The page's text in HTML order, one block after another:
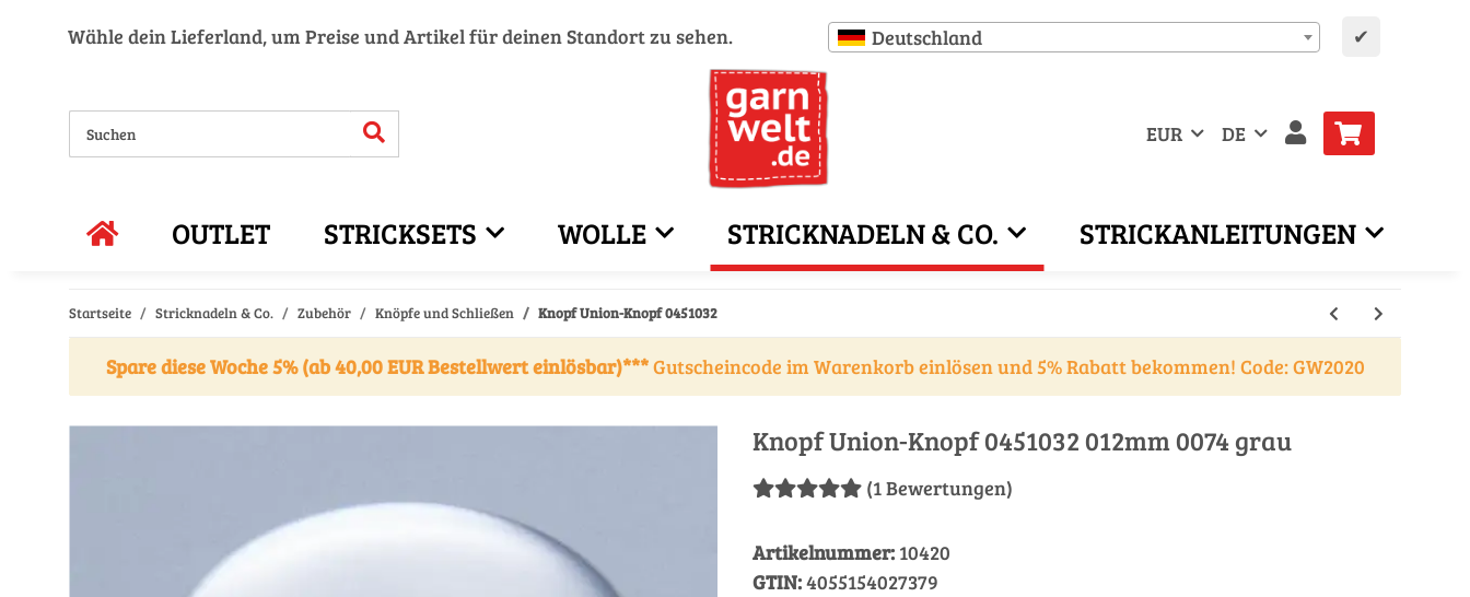
Wähle dein Lieferland, um Preise und Artikel für deinen Standort zu sehen. Deutschland ✔
EUR DE
OUTLET STRICKSETS WOLLE STRICKNADELN & CO. STRICKANLEITUNGEN
Startseite Stricknadeln & Co. Zubehör Knöpfe und Schließen Knopf Union-Knopf 0451032
Spare diese Woche 5% (ab 40,00 EUR Bestellwert einlösbar)***Gutscheincode im Warenkorb einlösen und 5% Rabatt bekommen! Code: GW2020
Knopf Union-Knopf 0451032 012mm 0074 grau
(1 Bewertungen)
Artikelnummer: 10420
GTIN:4055154027379